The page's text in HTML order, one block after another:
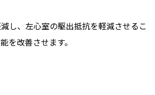
し、左心室の駆出抵抗を軽減させるこ
を改善させます。